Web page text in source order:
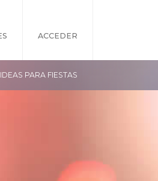
ACCEDER
IDEAS PARA FIESTAS